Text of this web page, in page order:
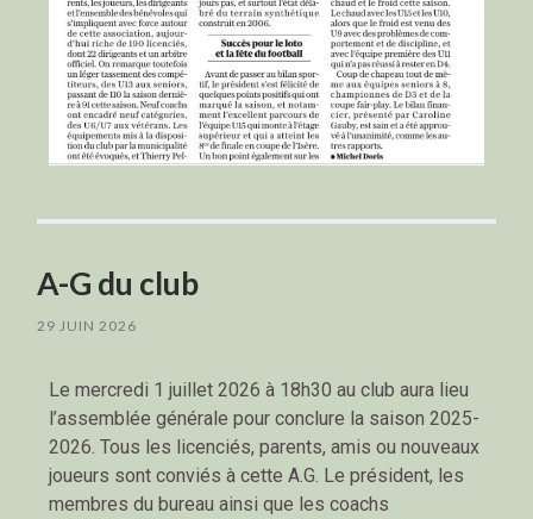
A-G du club
29 JUIN 2026
Le mercredi 1 juillet 2026 à 18h30 au club aura lieu
l’assemblée générale pour conclure la saison 2025-
2026. Tous les licenciés, parents, amis ou nouveaux
joueurs sont conviés à cette A.G. Le président, les
membres du bureau ainsi que les coachs